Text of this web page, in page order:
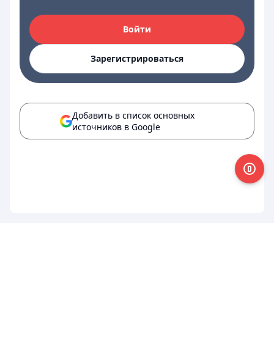
Войти
Зарегистрироваться
Добавить в список основных
источников в Google